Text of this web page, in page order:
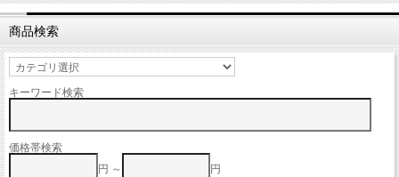
商品検索
キーワード検索
価格帯検索
円 ～
円